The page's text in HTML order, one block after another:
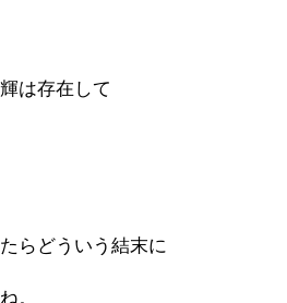
は存在して
らどういう結末に
。